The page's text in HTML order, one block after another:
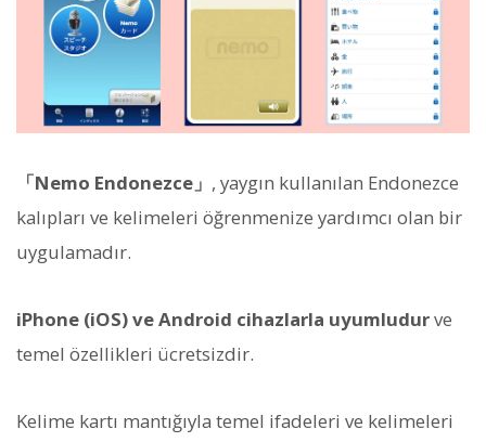
「Nemo Endonezce」 , yaygın kullanılan Endonezce
kalıpları ve kelimeleri öğrenmenize yardımcı olan bir
uygulamadır.
iPhone (iOS) ve Android cihazlarla uyumludurve
temel özellikleri ücretsizdir.
Kelime kartı mantığıyla temel ifadeleri ve kelimeleri